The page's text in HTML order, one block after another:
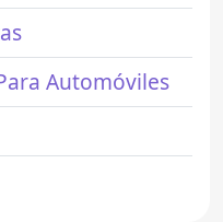
Automóviles